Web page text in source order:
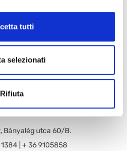
tutti
selezionati
Rifiuta
Kft.
Bányalég utca 60/B.
1384 | + 36 9105858